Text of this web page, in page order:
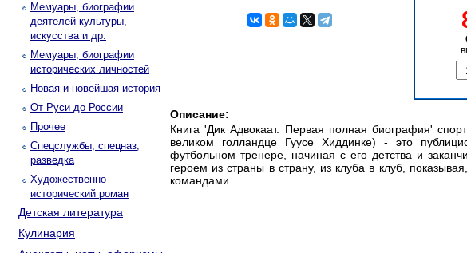
Мемуары, биографии
деятелей культуры,
искусства и др.
Мемуары, биографии
исторических личностей
Новая и новейшая история
От Руси до России
Прочее
Спецслужбы, спецназ,
разведка
Художественно-
исторический роман
Детская литература
Кулинария
Описание:
Книга 'Дик Адвокаат. Первая полная биография'
великом голландце Гуусе Хиддинке) - это
футбольном тренере, начиная с его детства и
героем из страны в страну, из клуба в клуб,
командами.